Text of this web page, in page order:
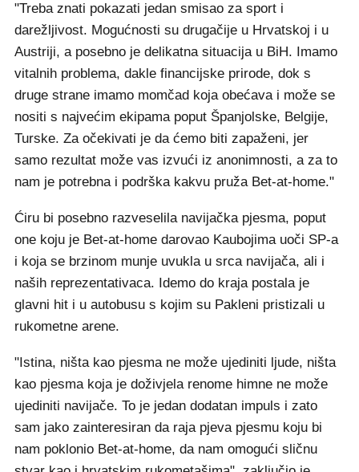
"Treba znati pokazati jedan smisao za sport i
darežljivost. Mogućnosti su drugačije u Hrvatskoj i u
Austriji, a posebno je delikatna situacija u BiH. Imamo
vitalnih problema, dakle financijske prirode, dok s
druge strane imamo momčad koja obećava i može se
nositi s najvećim ekipama poput Španjolske, Belgije,
Turske. Za očekivati je da ćemo biti zapaženi, jer
samo rezultat može vas izvući iz anonimnosti, a za to
nam je potrebna i podrška kakvu pruža Bet-at-home."
Ćiru bi posebno razveselila navijačka pjesma, poput
one koju je Bet-at-home darovao Kaubojima uoči SP-a
i koja se brzinom munje uvukla u srca navijača, ali i
naših reprezentativaca. Idemo do kraja postala je
glavni hit i u autobusu s kojim su Pakleni pristizali u
rukometne arene.
"Istina, ništa kao pjesma ne može ujediniti ljude, ništa
kao pjesma koja je doživjela renome himne ne može
ujediniti navijače. To je jedan dodatan impuls i zato
sam jako zainteresiran da raja pjeva pjesmu koju bi
nam poklonio Bet-at-home, da nam omogući sličnu